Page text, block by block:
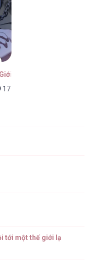
ABO
17 giờ trước
tới một thế giới lạ